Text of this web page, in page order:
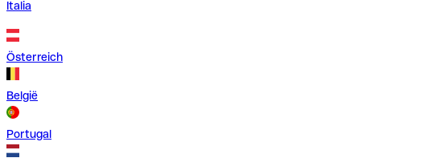
Italia
Österreich
België
Portugal